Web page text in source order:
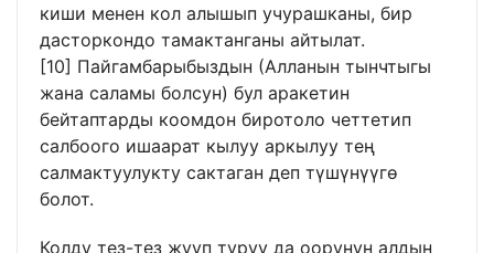
киши менен кол алышып учурашканы, бир
дасторкондо тамактанганы айтылат.
[10] Пайгамбарыбыздын (Алланын тынчтыгы
жана саламы болсун) бул аракетин
бейтаптарды коомдон биротоло четтетип
салбоого ишаарат кылуу аркылуу тең
салмактуулукту сактаган деп түшүнүүгө
болот.
Колду тез-тез жууп туруу да оорунун алдын